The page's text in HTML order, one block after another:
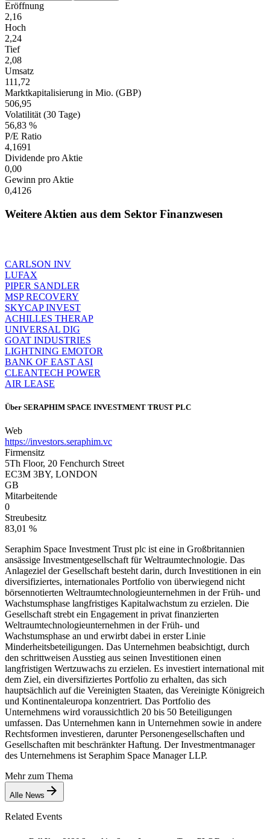
Eröffnung
2,16
Hoch
2,24
Tief
2,08
Umsatz
111,72
Marktkapitalisierung in Mio. (GBP)
506,95
Volatilität (30 Tage)
56,83 %
P/E Ratio
4,1691
Dividende pro Aktie
0,00
Gewinn pro Aktie
0,4126
Weitere Aktien aus dem Sektor Finanzwesen
CARLSON INV
LUFAX
PIPER SANDLER
MSP RECOVERY
SKYCAP INVEST
ACHILLES THERAP
UNIVERSAL DIG
GOAT INDUSTRIES
LIGHTNING EMOTOR
BANK OF EAST ASI
CLEANTECH POWER
AIR LEASE
Über SERAPHIM SPACE INVESTMENT TRUST PLC
Web
https://investors.seraphim.vc
Firmensitz
5Th Floor, 20 Fenchurch Street
EC3M 3BY, LONDON
GB
Mitarbeitende
0
Streubesitz
83,01 %
Seraphim Space Investment Trust plc ist eine in Großbritannien
ansässige Investmentgesellschaft für Weltraumtechnologie. Das
Anlageziel der Gesellschaft besteht darin, durch Investitionen in ein
diversifiziertes, internationales Portfolio von überwiegend nicht
börsennotierten Weltraumtechnologieunternehmen in der Früh- und
Wachstumsphase langfristiges Kapitalwachstum zu erzielen. Die
Gesellschaft strebt ein Engagement in privat finanzierten
Weltraumtechnologieunternehmen in der Früh- und
Wachstumsphase an und erwirbt dabei in erster Linie
Minderheitsbeteiligungen. Das Unternehmen beabsichtigt, durch
den schrittweisen Ausstieg aus seinen Investitionen einen
langfristigen Wertzuwachs zu erzielen. Es investiert international mit
dem Ziel, ein diversifiziertes Portfolio zu erhalten, das sich
hauptsächlich auf die Vereinigten Staaten, das Vereinigte Königreich
und Kontinentaleuropa konzentriert. Das Portfolio des
Unternehmens wird voraussichtlich 20 bis 50 Beteiligungen
umfassen. Das Unternehmen kann in Unternehmen sowie in andere
Rechtsformen investieren, darunter Personengesellschaften und
Gesellschaften mit beschränkter Haftung. Der Investmentmanager
des Unternehmens ist Seraphim Space Manager LLP.
Mehr zum Thema
Alle News
Related Events